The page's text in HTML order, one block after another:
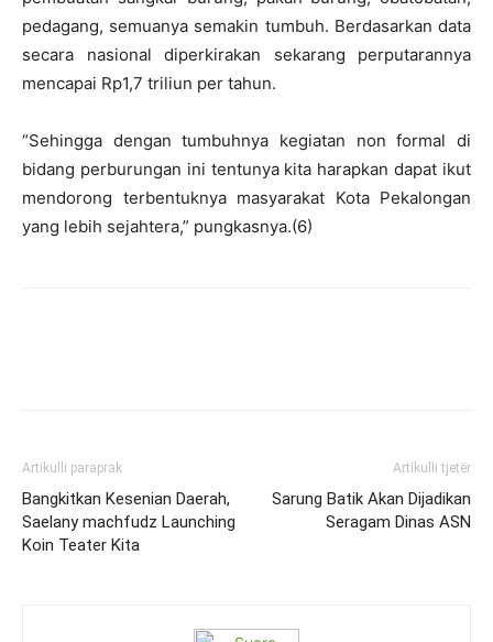
pedagang, semuanya semakin tumbuh. Berdasarkan data
secara nasional diperkirakan sekarang perputarannya
mencapai Rp1,7 triliun per tahun.
“Sehingga dengan tumbuhnya kegiatan non formal di
bidang perburungan ini tentunya kita harapkan dapat ikut
mendorong terbentuknya masyarakat Kota Pekalongan
yang lebih sejahtera,” pungkasnya.(6)
Artikulli paraprak
Bangkitkan Kesenian Daerah,
Saelany machfudz Launching
Koin Teater Kita
Artikulli tjetër
Sarung Batik Akan Dijadikan
Seragam Dinas ASN